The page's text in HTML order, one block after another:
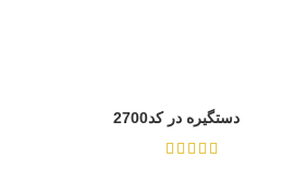
دستگیره در کد2700